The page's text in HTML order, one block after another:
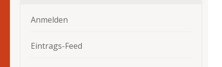
Anmelden
Eintrags-Feed